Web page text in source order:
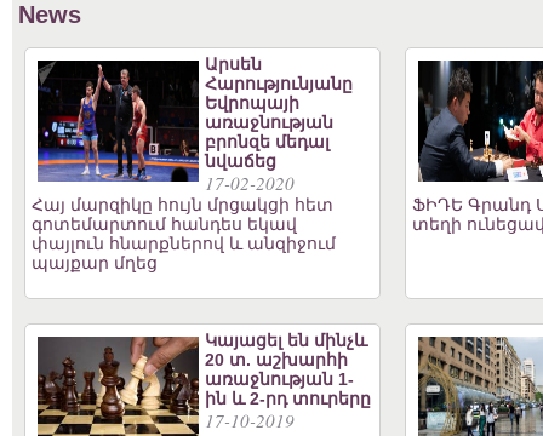
News
Արսեն
Հարությունյանը
Եվրոպայի
առաջնության
բրոնզե մեդալ
նվաճեց
17-02-2020
Հայ մարզիկը հույն մրցակցի հետ
գոտեմարտում հանդես եկավ
փայլուն հնարքներով և անզիջում
պայքար մղեց
ՖԻԴԵ Գրանդ
տեղի
Կայացել են մինչև
20 տ. աշխարհի
առաջնության 1-
ին և 2-րդ տուրերը
17-10-2019